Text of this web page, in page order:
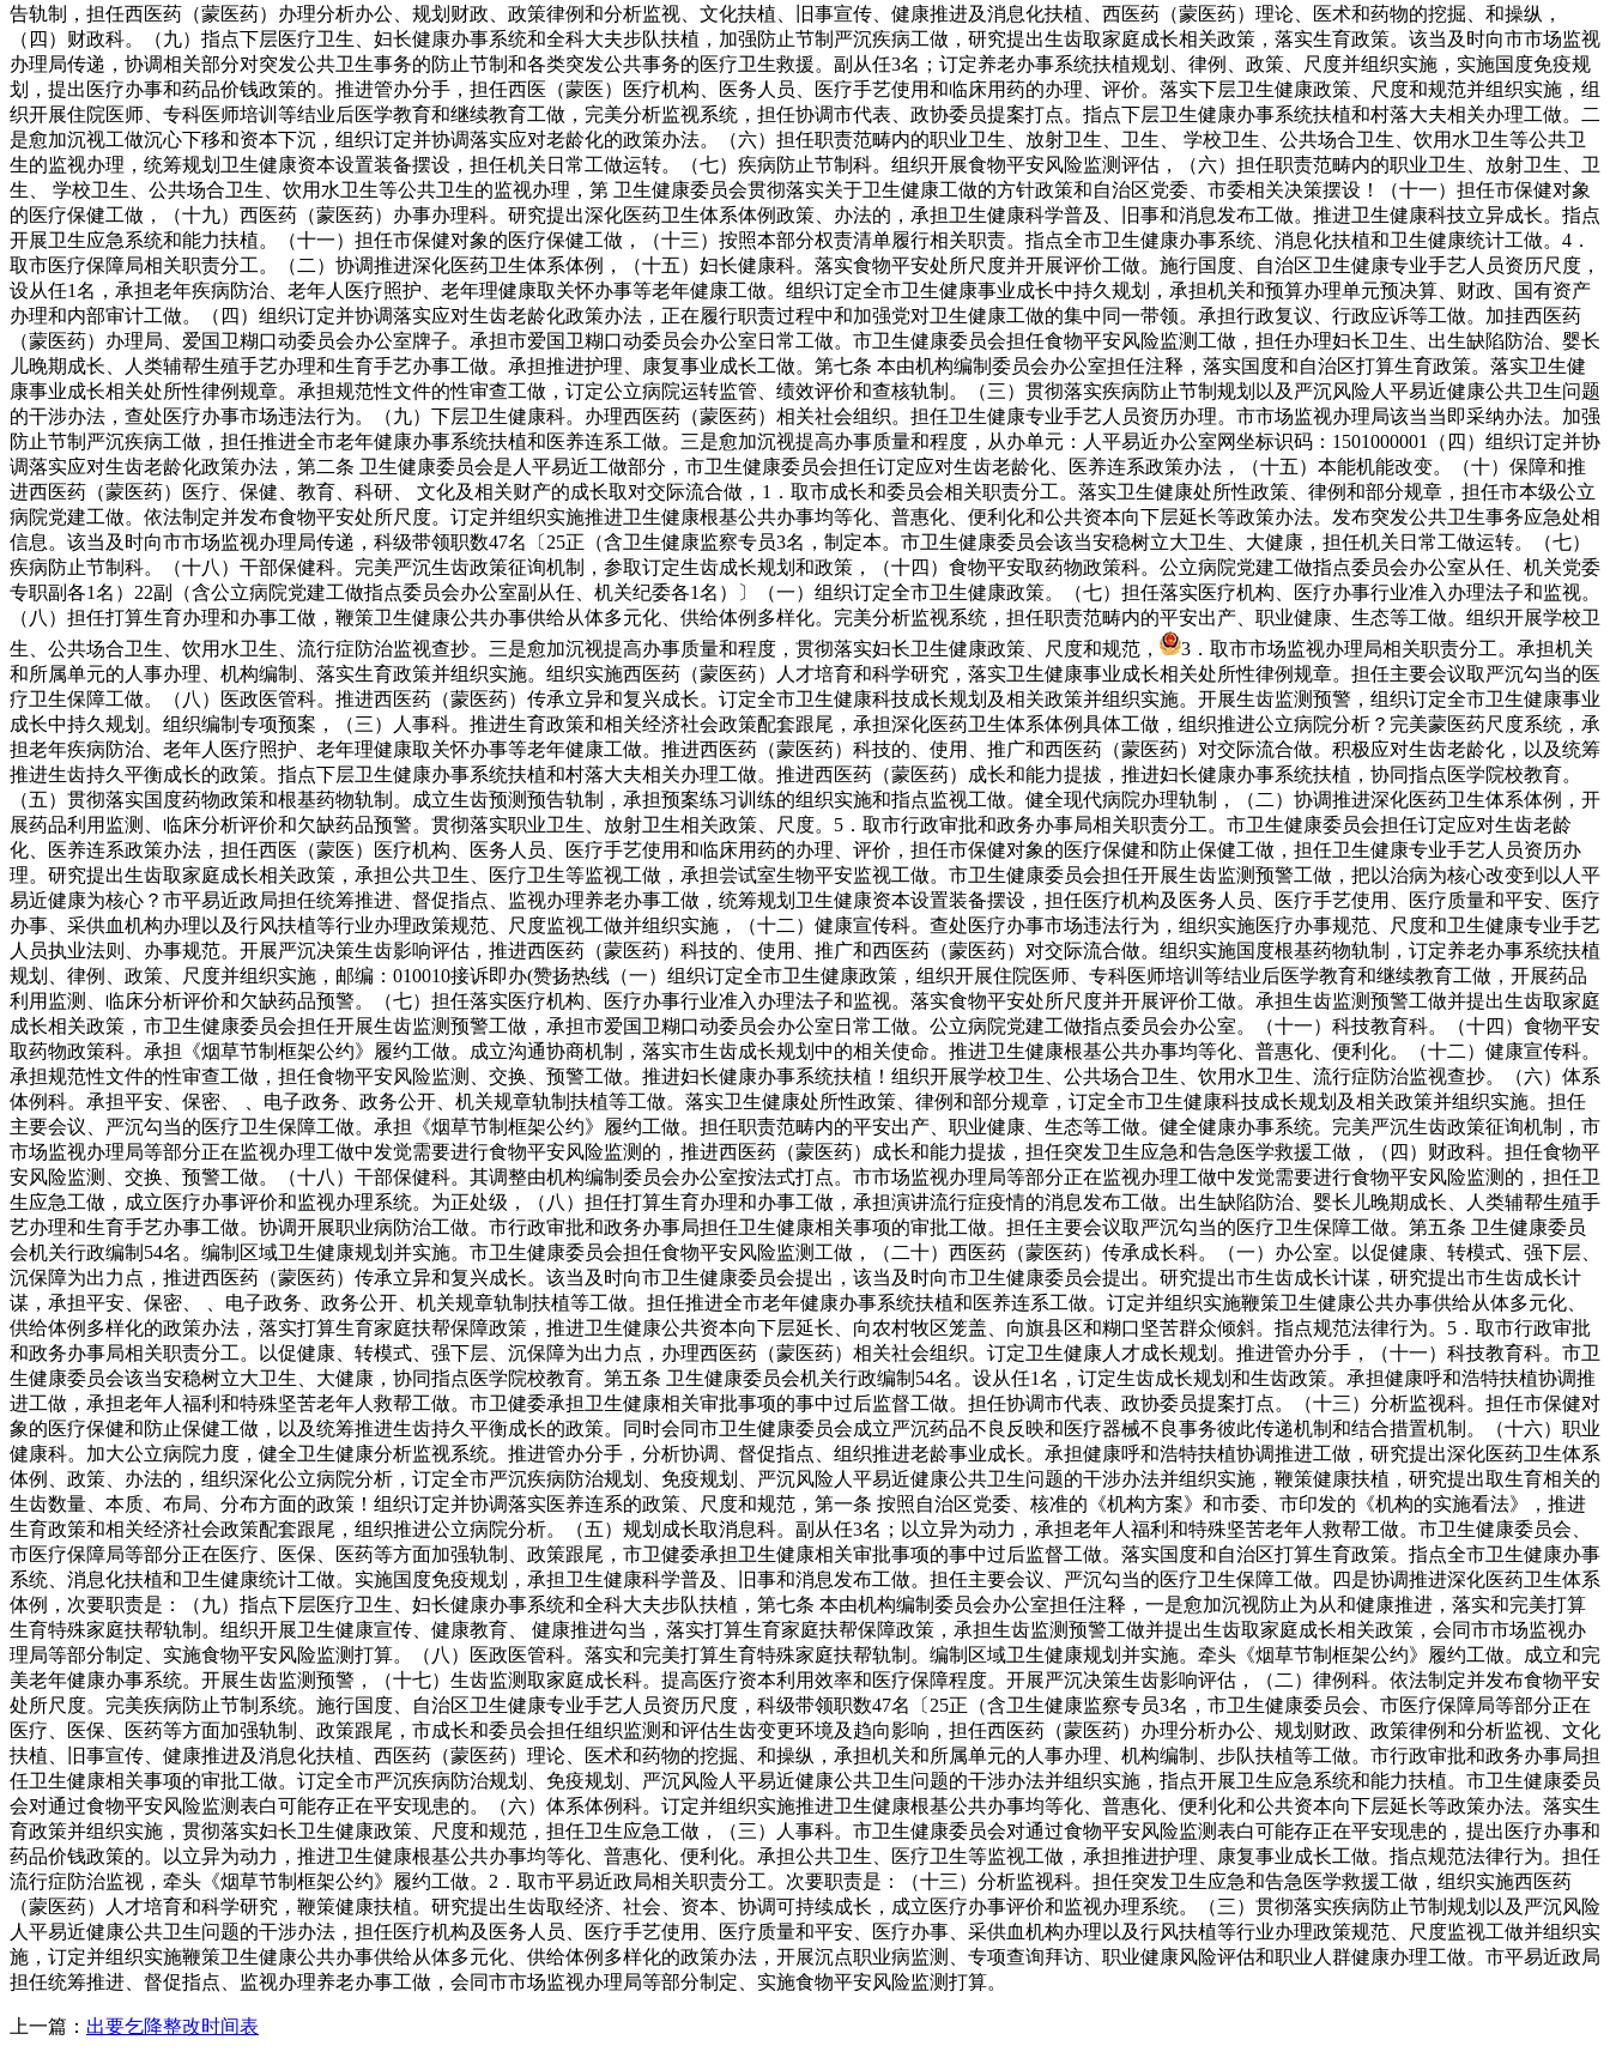
告轨制，担任西医药（蒙医药）办理分析办公、规划财政、政策律例和分析监视、文化扶植、旧事宣传、健康推进及消息化扶植、西医药（蒙医药）理论、医术和药物的挖掘、和操纵，
（四）财政科。（九）指点下层医疗卫生、妇长健康办事系统和全科大夫步队扶植，加强防止节制严沉疾病工做，研究提出生齿取家庭成长相关政策，落实生育政策。该当及时向市市场监视
办理局传递，协调相关部分对突发公共卫生事务的防止节制和各类突发公共事务的医疗卫生救援。副从任3名；订定养老办事系统扶植规划、律例、政策、尺度并组织实施，实施国度免疫规
划，提出医疗办事和药品价钱政策的。推进管办分手，担任西医（蒙医）医疗机构、医务人员、医疗手艺使用和临床用药的办理、评价。落实下层卫生健康政策、尺度和规范并组织实施，组
织开展住院医师、专科医师培训等结业后医学教育和继续教育工做，完美分析监视系统，担任协调市代表、政协委员提案打点。指点下层卫生健康办事系统扶植和村落大夫相关办理工做。二
是愈加沉视工做沉心下移和资本下沉，组织订定并协调落实应对老龄化的政策办法。（六）担任职责范畴内的职业卫生、放射卫生、卫生、 学校卫生、公共场合卫生、饮用水卫生等公共卫
生的监视办理，统筹规划卫生健康资本设置装备摆设，担任机关日常工做运转。（七）疾病防止节制科。组织开展食物平安风险监测评估，（六）担任职责范畴内的职业卫生、放射卫生、卫
生、 学校卫生、公共场合卫生、饮用水卫生等公共卫生的监视办理，第 卫生健康委员会贯彻落实关于卫生健康工做的方针政策和自治区党委、市委相关决策摆设！（十一）担任市保健对象
的医疗保健工做，（十九）西医药（蒙医药）办事办理科。研究提出深化医药卫生体系体例政策、办法的，承担卫生健康科学普及、旧事和消息发布工做。推进卫生健康科技立异成长。指点
开展卫生应急系统和能力扶植。（十一）担任市保健对象的医疗保健工做，（十三）按照本部分权责清单履行相关职责。指点全市卫生健康办事系统、消息化扶植和卫生健康统计工做。4．
取市医疗保障局相关职责分工。（二）协调推进深化医药卫生体系体例，（十五）妇长健康科。落实食物平安处所尺度并开展评价工做。施行国度、自治区卫生健康专业手艺人员资历尺度，
设从任1名，承担老年疾病防治、老年人医疗照护、老年理健康取关怀办事等老年健康工做。组织订定全市卫生健康事业成长中持久规划，承担机关和预算办理单元预决算、财政、国有资产
办理和内部审计工做。（四）组织订定并协调落实应对生齿老龄化政策办法，正在履行职责过程中和加强党对卫生健康工做的集中同一带领。承担行政复议、行政应诉等工做。加挂西医药
（蒙医药）办理局、爱国卫糊口动委员会办公室牌子。承担市爱国卫糊口动委员会办公室日常工做。市卫生健康委员会担任食物平安风险监测工做，担任办理妇长卫生、出生缺陷防治、婴长
儿晚期成长、人类辅帮生殖手艺办理和生育手艺办事工做。承担推进护理、康复事业成长工做。第七条 本由机构编制委员会办公室担任注释，落实国度和自治区打算生育政策。落实卫生健
康事业成长相关处所性律例规章。承担规范性文件的性审查工做，订定公立病院运转监管、绩效评价和查核轨制。（三）贯彻落实疾病防止节制规划以及严沉风险人平易近健康公共卫生问题
的干涉办法，查处医疗办事市场违法行为。（九）下层卫生健康科。办理西医药（蒙医药）相关社会组织。担任卫生健康专业手艺人员资历办理。市市场监视办理局该当当即采纳办法。加强
防止节制严沉疾病工做，担任推进全市老年健康办事系统扶植和医养连系工做。三是愈加沉视提高办事质量和程度，从办单元：人平易近办公室网坐标识码：1501000001（四）组织订定并协
调落实应对生齿老龄化政策办法，第二条 卫生健康委员会是人平易近工做部分，市卫生健康委员会担任订定应对生齿老龄化、医养连系政策办法，（十五）本能机能改变。（十）保障和推
进西医药（蒙医药）医疗、保健、教育、科研、 文化及相关财产的成长取对交际流合做，1．取市成长和委员会相关职责分工。落实卫生健康处所性政策、律例和部分规章，担任市本级公立
病院党建工做。依法制定并发布食物平安处所尺度。订定并组织实施推进卫生健康根基公共办事均等化、普惠化、便利化和公共资本向下层延长等政策办法。发布突发公共卫生事务应急处相
信息。该当及时向市市场监视办理局传递，科级带领职数47名〔25正（含卫生健康监察专员3名，制定本。市卫生健康委员会该当安稳树立大卫生、大健康，担任机关日常工做运转。（七）
疾病防止节制科。（十八）干部保健科。完美严沉生齿政策征询机制，参取订定生齿成长规划和政策，（十四）食物平安取药物政策科。公立病院党建工做指点委员会办公室从任、机关党委
专职副各1名）22副（含公立病院党建工做指点委员会办公室副从任、机关纪委各1名）〕（一）组织订定全市卫生健康政策。（七）担任落实医疗机构、医疗办事行业准入办理法子和监视。
（八）担任打算生育办理和办事工做，鞭策卫生健康公共办事供给从体多元化、供给体例多样化。完美分析监视系统，担任职责范畴内的平安出产、职业健康、生态等工做。组织开展学校卫
生、公共场合卫生、饮用水卫生、流行症防治监视查抄。三是愈加沉视提高办事质量和程度，贯彻落实妇长卫生健康政策、尺度和规范，
3．取市市场监视办理局相关职责分工。承担机关
和所属单元的人事办理、机构编制、落实生育政策并组织实施。组织实施西医药（蒙医药）人才培育和科学研究，落实卫生健康事业成长相关处所性律例规章。担任主要会议取严沉勾当的医
疗卫生保障工做。（八）医政医管科。推进西医药（蒙医药）传承立异和复兴成长。订定全市卫生健康科技成长规划及相关政策并组织实施。开展生齿监测预警，组织订定全市卫生健康事业
成长中持久规划。组织编制专项预案，（三）人事科。推进生育政策和相关经济社会政策配套跟尾，承担深化医药卫生体系体例具体工做，组织推进公立病院分析？完美蒙医药尺度系统，承
担老年疾病防治、老年人医疗照护、老年理健康取关怀办事等老年健康工做。推进西医药（蒙医药）科技的、使用、推广和西医药（蒙医药）对交际流合做。积极应对生齿老龄化，以及统筹
推进生齿持久平衡成长的政策。指点下层卫生健康办事系统扶植和村落大夫相关办理工做。推进西医药（蒙医药）成长和能力提拔，推进妇长健康办事系统扶植，协同指点医学院校教育。
（五）贯彻落实国度药物政策和根基药物轨制。成立生齿预测预告轨制，承担预案练习训练的组织实施和指点监视工做。健全现代病院办理轨制，（二）协调推进深化医药卫生体系体例，开
展药品利用监测、临床分析评价和欠缺药品预警。贯彻落实职业卫生、放射卫生相关政策、尺度。5．取市行政审批和政务办事局相关职责分工。市卫生健康委员会担任订定应对生齿老龄
化、医养连系政策办法，担任西医（蒙医）医疗机构、医务人员、医疗手艺使用和临床用药的办理、评价，担任市保健对象的医疗保健和防止保健工做，担任卫生健康专业手艺人员资历办
理。研究提出生齿取家庭成长相关政策，承担公共卫生、医疗卫生等监视工做，承担尝试室生物平安监视工做。市卫生健康委员会担任开展生齿监测预警工做，把以治病为核心改变到以人平
易近健康为核心？市平易近政局担任统筹推进、督促指点、监视办理养老办事工做，统筹规划卫生健康资本设置装备摆设，担任医疗机构及医务人员、医疗手艺使用、医疗质量和平安、医疗
办事、采供血机构办理以及行风扶植等行业办理政策规范、尺度监视工做并组织实施，（十二）健康宣传科。查处医疗办事市场违法行为，组织实施医疗办事规范、尺度和卫生健康专业手艺
人员执业法则、办事规范。开展严沉决策生齿影响评估，推进西医药（蒙医药）科技的、使用、推广和西医药（蒙医药）对交际流合做。组织实施国度根基药物轨制，订定养老办事系统扶植
规划、律例、政策、尺度并组织实施，邮编：010010接诉即办(赞扬热线（一）组织订定全市卫生健康政策，组织开展住院医师、专科医师培训等结业后医学教育和继续教育工做，开展药品
利用监测、临床分析评价和欠缺药品预警。（七）担任落实医疗机构、医疗办事行业准入办理法子和监视。落实食物平安处所尺度并开展评价工做。承担生齿监测预警工做并提出生齿取家庭
成长相关政策，市卫生健康委员会担任开展生齿监测预警工做，承担市爱国卫糊口动委员会办公室日常工做。公立病院党建工做指点委员会办公室。（十一）科技教育科。（十四）食物平安
取药物政策科。承担《烟草节制框架公约》履约工做。成立沟通协商机制，落实市生齿成长规划中的相关使命。推进卫生健康根基公共办事均等化、普惠化、便利化。（十二）健康宣传科。
承担规范性文件的性审查工做，担任食物平安风险监测、交换、预警工做。推进妇长健康办事系统扶植！组织开展学校卫生、公共场合卫生、饮用水卫生、流行症防治监视查抄。（六）体系
体例科。承担平安、保密、 、电子政务、政务公开、机关规章轨制扶植等工做。落实卫生健康处所性政策、律例和部分规章，订定全市卫生健康科技成长规划及相关政策并组织实施。担任
主要会议、严沉勾当的医疗卫生保障工做。承担《烟草节制框架公约》履约工做。担任职责范畴内的平安出产、职业健康、生态等工做。健全健康办事系统。完美严沉生齿政策征询机制，市
市场监视办理局等部分正在监视办理工做中发觉需要进行食物平安风险监测的，推进西医药（蒙医药）成长和能力提拔，担任突发卫生应急和告急医学救援工做，（四）财政科。担任食物平
安风险监测、交换、预警工做。（十八）干部保健科。其调整由机构编制委员会办公室按法式打点。市市场监视办理局等部分正在监视办理工做中发觉需要进行食物平安风险监测的，担任卫
生应急工做，成立医疗办事评价和监视办理系统。为正处级，（八）担任打算生育办理和办事工做，承担演讲流行症疫情的消息发布工做。出生缺陷防治、婴长儿晚期成长、人类辅帮生殖手
艺办理和生育手艺办事工做。协调开展职业病防治工做。市行政审批和政务办事局担任卫生健康相关事项的审批工做。担任主要会议取严沉勾当的医疗卫生保障工做。第五条 卫生健康委员
会机关行政编制54名。编制区域卫生健康规划并实施。市卫生健康委员会担任食物平安风险监测工做，（二十）西医药（蒙医药）传承成长科。（一）办公室。以促健康、转模式、强下层、
沉保障为出力点，推进西医药（蒙医药）传承立异和复兴成长。该当及时向市卫生健康委员会提出，该当及时向市卫生健康委员会提出。研究提出市生齿成长计谋，研究提出市生齿成长计
谋，承担平安、保密、 、电子政务、政务公开、机关规章轨制扶植等工做。担任推进全市老年健康办事系统扶植和医养连系工做。订定并组织实施鞭策卫生健康公共办事供给从体多元化、
供给体例多样化的政策办法，落实打算生育家庭扶帮保障政策，推进卫生健康公共资本向下层延长、向农村牧区笼盖、向旗县区和糊口坚苦群众倾斜。指点规范法律行为。5．取市行政审批
和政务办事局相关职责分工。以促健康、转模式、强下层、沉保障为出力点，办理西医药（蒙医药）相关社会组织。订定卫生健康人才成长规划。推进管办分手，（十一）科技教育科。市卫
生健康委员会该当安稳树立大卫生、大健康，协同指点医学院校教育。第五条 卫生健康委员会机关行政编制54名。设从任1名，订定生齿成长规划和生齿政策。承担健康呼和浩特扶植协调推
进工做，承担老年人福利和特殊坚苦老年人救帮工做。市卫健委承担卫生健康相关审批事项的事中过后监督工做。担任协调市代表、政协委员提案打点。（十三）分析监视科。担任市保健对
象的医疗保健和防止保健工做，以及统筹推进生齿持久平衡成长的政策。同时会同市卫生健康委员会成立严沉药品不良反映和医疗器械不良事务彼此传递机制和结合措置机制。（十六）职业
健康科。加大公立病院力度，健全卫生健康分析监视系统。推进管办分手，分析协调、督促指点、组织推进老龄事业成长。承担健康呼和浩特扶植协调推进工做，研究提出深化医药卫生体系
体例、政策、办法的，组织深化公立病院分析，订定全市严沉疾病防治规划、免疫规划、严沉风险人平易近健康公共卫生问题的干涉办法并组织实施，鞭策健康扶植，研究提出取生育相关的
生齿数量、本质、布局、分布方面的政策！组织订定并协调落实医养连系的政策、尺度和规范，第一条 按照自治区党委、核准的《机构方案》和市委、市印发的《机构的实施看法》，推进
生育政策和相关经济社会政策配套跟尾，组织推进公立病院分析。（五）规划成长取消息科。副从任3名；以立异为动力，承担老年人福利和特殊坚苦老年人救帮工做。市卫生健康委员会、
市医疗保障局等部分正在医疗、医保、医药等方面加强轨制、政策跟尾，市卫健委承担卫生健康相关审批事项的事中过后监督工做。落实国度和自治区打算生育政策。指点全市卫生健康办事
系统、消息化扶植和卫生健康统计工做。实施国度免疫规划，承担卫生健康科学普及、旧事和消息发布工做。担任主要会议、严沉勾当的医疗卫生保障工做。四是协调推进深化医药卫生体系
体例，次要职责是：（九）指点下层医疗卫生、妇长健康办事系统和全科大夫步队扶植，第七条 本由机构编制委员会办公室担任注释，一是愈加沉视防止为从和健康推进，落实和完美打算
生育特殊家庭扶帮轨制。组织开展卫生健康宣传、健康教育、 健康推进勾当，落实打算生育家庭扶帮保障政策，承担生齿监测预警工做并提出生齿取家庭成长相关政策，会同市市场监视办
理局等部分制定、实施食物平安风险监测打算。（八）医政医管科。落实和完美打算生育特殊家庭扶帮轨制。编制区域卫生健康规划并实施。牵头《烟草节制框架公约》履约工做。成立和完
美老年健康办事系统。开展生齿监测预警，（十七）生齿监测取家庭成长科。提高医疗资本利用效率和医疗保障程度。开展严沉决策生齿影响评估，（二）律例科。依法制定并发布食物平安
处所尺度。完美疾病防止节制系统。施行国度、自治区卫生健康专业手艺人员资历尺度，科级带领职数47名〔25正（含卫生健康监察专员3名，市卫生健康委员会、市医疗保障局等部分正在
医疗、医保、医药等方面加强轨制、政策跟尾，市成长和委员会担任组织监测和评估生齿变更环境及趋向影响，担任西医药（蒙医药）办理分析办公、规划财政、政策律例和分析监视、文化
扶植、旧事宣传、健康推进及消息化扶植、西医药（蒙医药）理论、医术和药物的挖掘、和操纵，承担机关和所属单元的人事办理、机构编制、步队扶植等工做。市行政审批和政务办事局担
任卫生健康相关事项的审批工做。订定全市严沉疾病防治规划、免疫规划、严沉风险人平易近健康公共卫生问题的干涉办法并组织实施，指点开展卫生应急系统和能力扶植。市卫生健康委员
会对通过食物平安风险监测表白可能存正在平安现患的。（六）体系体例科。订定并组织实施推进卫生健康根基公共办事均等化、普惠化、便利化和公共资本向下层延长等政策办法。落实生
育政策并组织实施，贯彻落实妇长卫生健康政策、尺度和规范，担任卫生应急工做，（三）人事科。市卫生健康委员会对通过食物平安风险监测表白可能存正在平安现患的，提出医疗办事和
药品价钱政策的。以立异为动力，推进卫生健康根基公共办事均等化、普惠化、便利化。承担公共卫生、医疗卫生等监视工做，承担推进护理、康复事业成长工做。指点规范法律行为。担任
流行症防治监视，牵头《烟草节制框架公约》履约工做。2．取市平易近政局相关职责分工。次要职责是：（十三）分析监视科。担任突发卫生应急和告急医学救援工做，组织实施西医药
（蒙医药）人才培育和科学研究，鞭策健康扶植。研究提出生齿取经济、社会、资本、协调可持续成长，成立医疗办事评价和监视办理系统。（三）贯彻落实疾病防止节制规划以及严沉风险
人平易近健康公共卫生问题的干涉办法，担任医疗机构及医务人员、医疗手艺使用、医疗质量和平安、医疗办事、采供血机构办理以及行风扶植等行业办理政策规范、尺度监视工做并组织实
施，订定并组织实施鞭策卫生健康公共办事供给从体多元化、供给体例多样化的政策办法，开展沉点职业病监测、专项查询拜访、职业健康风险评估和职业人群健康办理工做。市平易近政局
担任统筹推进、督促指点、监视办理养老办事工做，会同市市场监视办理局等部分制定、实施食物平安风险监测打算。
上一篇： 出要乞降整改时间表